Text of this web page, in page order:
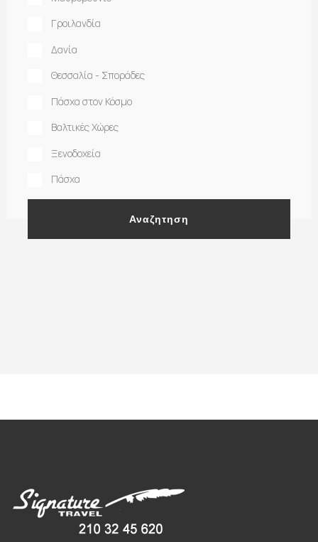
Γροιλανδία
Δανία
Θεσσαλία - Σποράδες
Πάσχα στον Κόσμο
Βαλτικές Χώρες
Ξενοδοχεία
Πάσχα